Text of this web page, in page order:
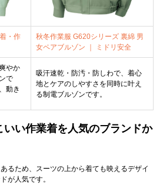
・作
秋冬作業服 G620シリーズ 裏綿 男
女ペアブルゾン ｜ ミドリ安全
やか
で
動き
吸汗速乾・防汚・防しわで、着心
地とケアのしやすさを同時に叶え
る制電ブルゾンです。
いい作業着を人気のブランドか
るため、スーツの上から着ても映えるデザイ
が人気です。